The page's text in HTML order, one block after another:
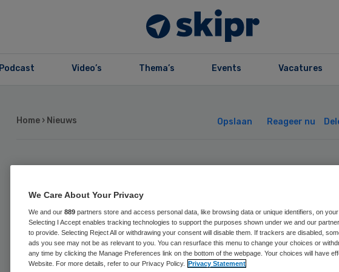
Podcast Video’s Thema’s Events Vacatures
Home › Nieuws Opslaan Reageer nu
Hooggerechtshof
staat verplichte
verzekering toe
We Care About Your Privacy
We and our 889 partners store and access personal data, like browsing data or unique identifiers, on
Selecting I Accept enables tracking technologies to support the purposes shown under we and our
to provide. Selecting Reject All or withdrawing your consent will disable them. If trackers are disabled,
ads you see may not be as relevant to you. You can resurface this menu to change your choices or
any time by clicking the Manage Preferences link on the bottom of the webpage. Your choices will have
Website. For more details, refer to our Privacy Policy. Privacy Statement